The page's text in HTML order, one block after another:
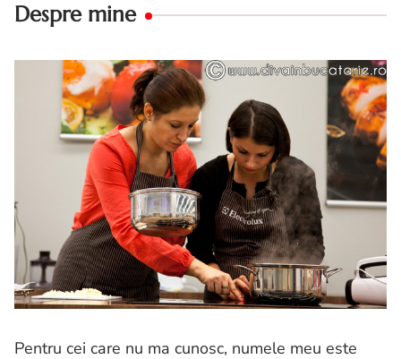
Despre mine
Pentru cei care nu ma cunosc, numele meu este